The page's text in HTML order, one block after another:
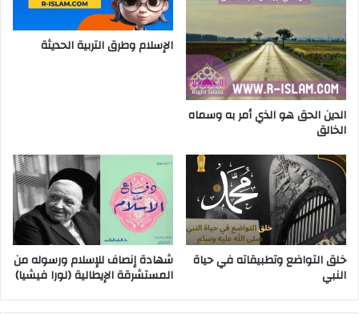
الدين الحق هو الذي أمر به وسماه
الخالق
الإسلام وطرق التربية الحديثة
خلق التواضع وتطبيقاته في حياة
النبي
شهادة إنصاف للإسلام ورسوله من
المستشرقة الإيطالية (لورا فيشيا)